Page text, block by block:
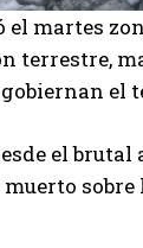
martes
el
el